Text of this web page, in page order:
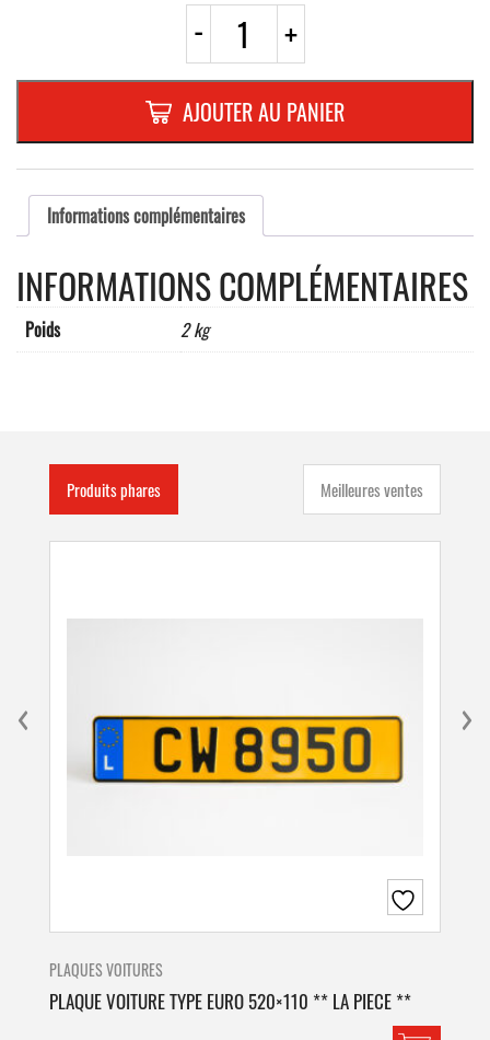
- quantité
BANDE
AUTOCOLLANTE
D'AVERTISSEMENT
845x140
mm
BLANC/ROUGE
HI
DROITE
+
AJOUTER AU PANIER
Informations complémentaires
INFORMATIONS COMPLÉMENTAIRES
Poids 2 kg
Produits phares Meilleures ventes
PLAQUES VOITURES
PLAQUE VOITURE TYPE EURO 520×110 ** LA PIECE **